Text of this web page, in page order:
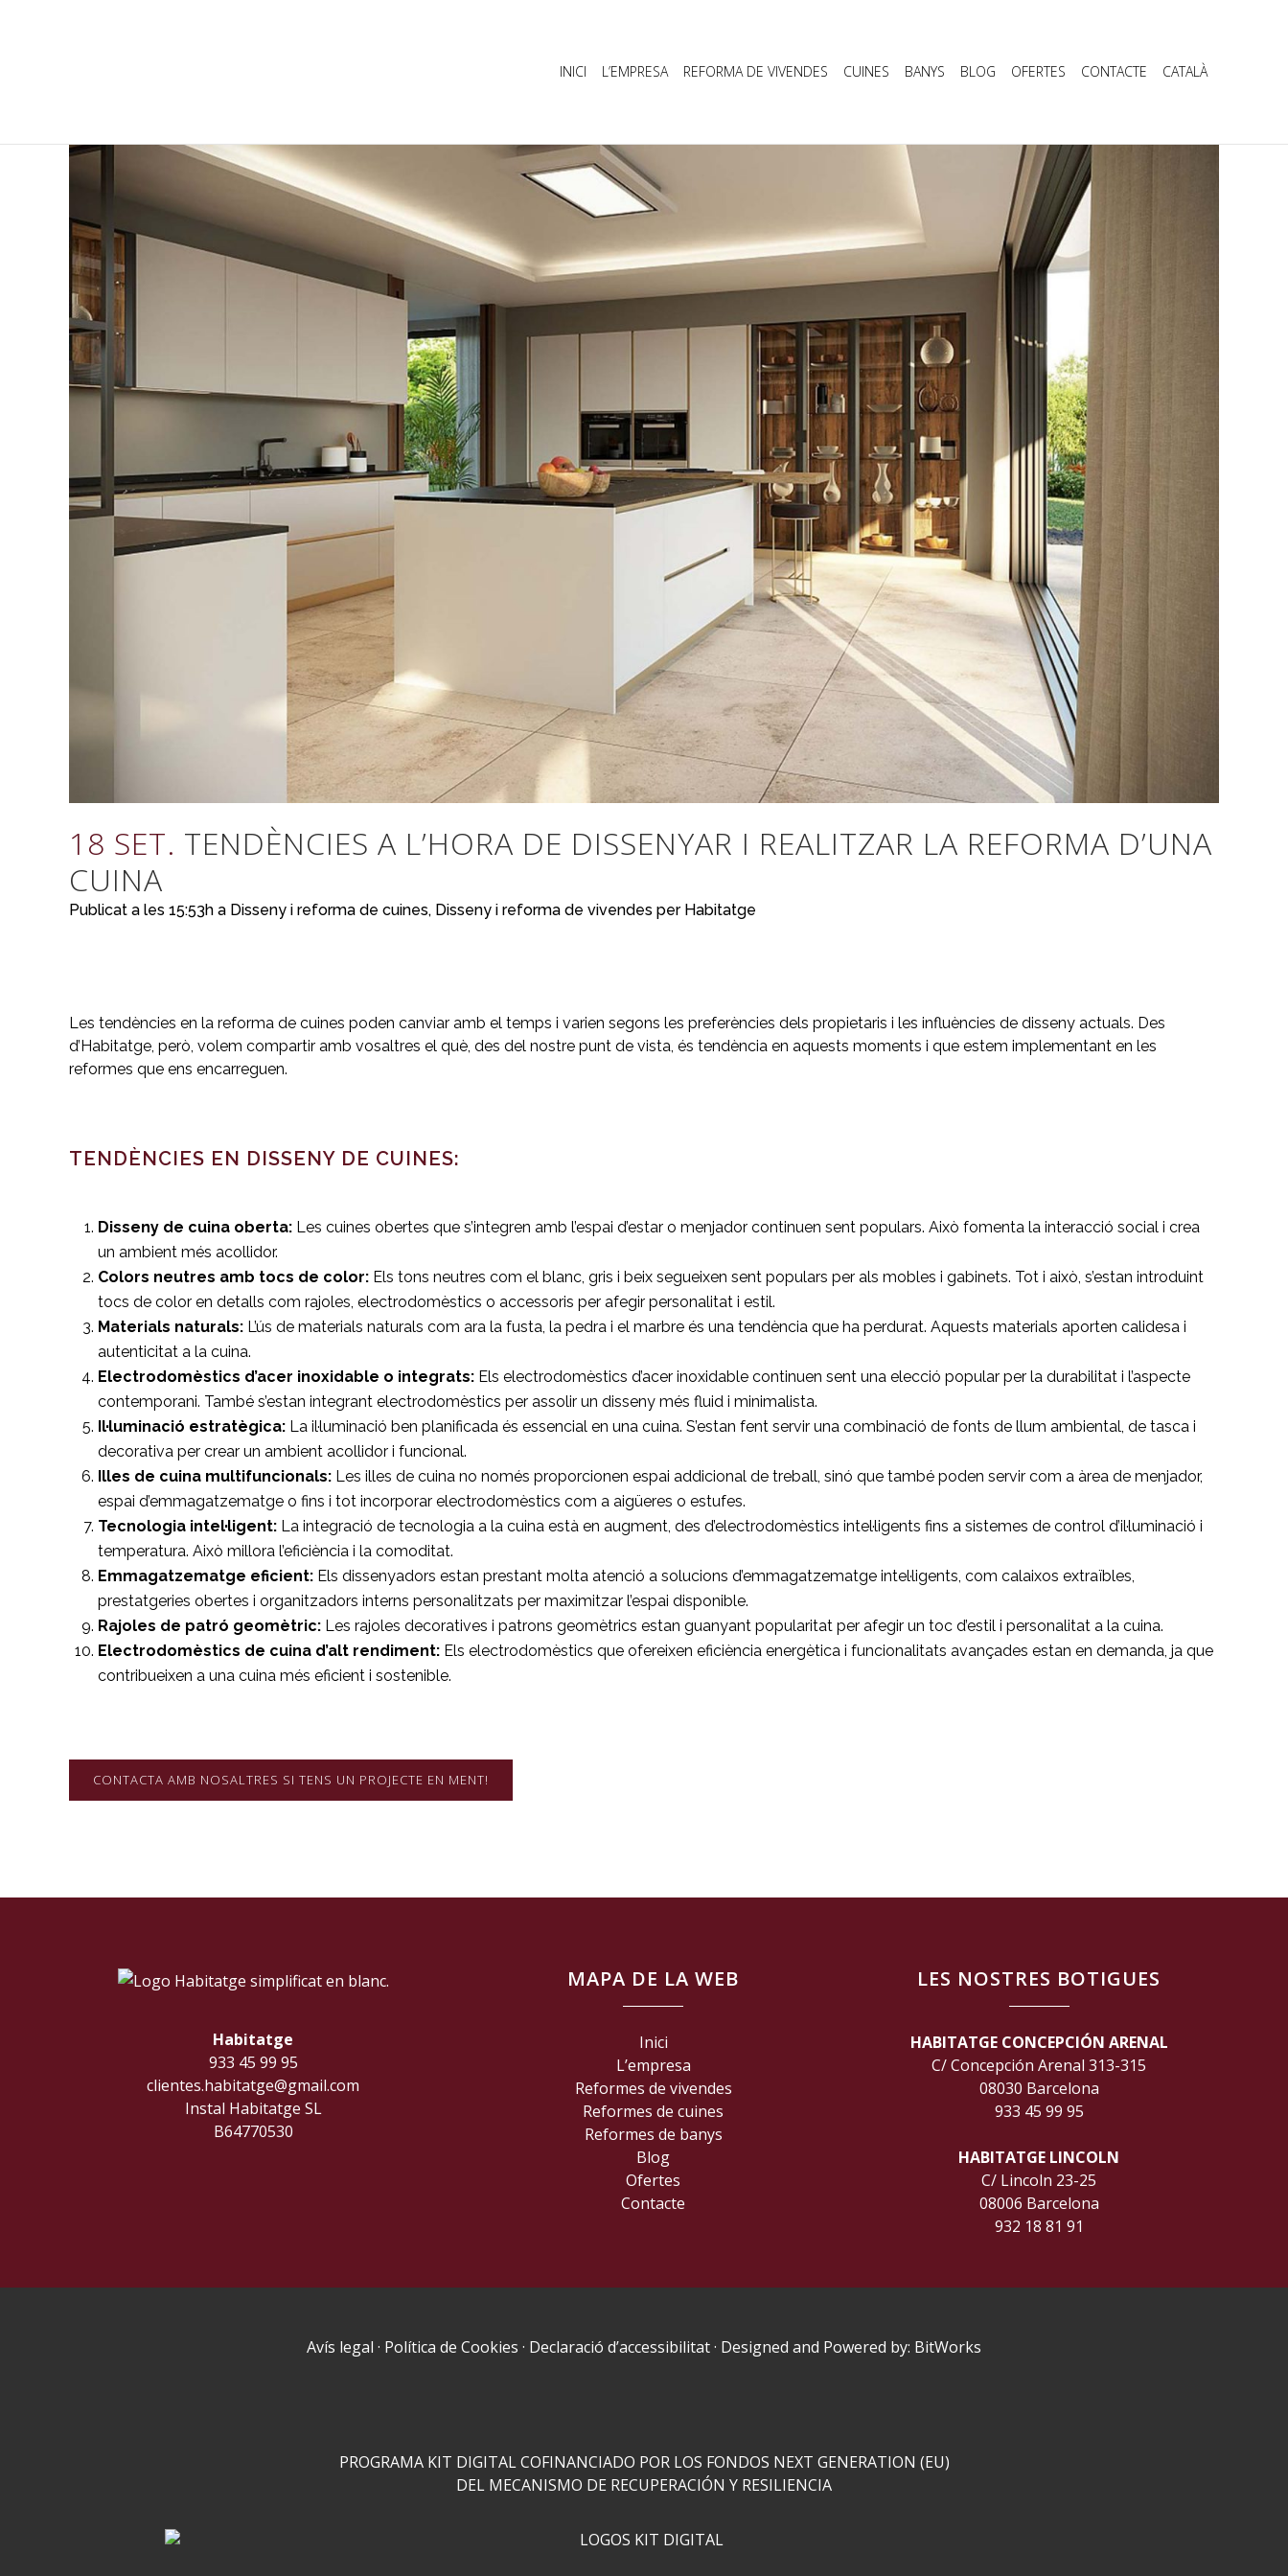
INICI L’EMPRESA REFORMA DE VIVENDES CUINES BANYS BLOG OFERTES CONTACTE CATALÀ
18 SET. TENDÈNCIES A L’HORA DE DISSENYAR I REALITZAR LA REFORMA D’UNA
CUINA
Publicat a les 15:53h a Disseny i reforma de cuines, Disseny i reforma de vivendes per Habitatge
Les tendències en la reforma de cuines poden canviar amb el temps i varien segons les preferències dels propietaris i les influències de disseny actuals. Des
d’Habitatge, però, volem compartir amb vosaltres el què, des del nostre punt de vista, és tendència en aquests moments i que estem implementant en les
reformes que ens encarreguen.
TENDÈNCIES EN DISSENY DE CUINES:
Disseny de cuina oberta: Les cuines obertes que s’integren amb l’espai d’estar o menjador continuen sent populars. Això fomenta la interacció social i crea
un ambient més acollidor.
Colors neutres amb tocs de color: Els tons neutres com el blanc, gris i beix segueixen sent populars per als mobles i gabinets. Tot i això, s’estan introduint
tocs de color en detalls com rajoles, electrodomèstics o accessoris per afegir personalitat i estil.
Materials naturals: L’ús de materials naturals com ara la fusta, la pedra i el marbre és una tendència que ha perdurat. Aquests materials aporten calidesa i
autenticitat a la cuina.
Electrodomèstics d’acer inoxidable o integrats: Els electrodomèstics d’acer inoxidable continuen sent una elecció popular per la durabilitat i l’aspecte
contemporani. També s’estan integrant electrodomèstics per assolir un disseny més fluid i minimalista.
Il·luminació estratègica: La il·luminació ben planificada és essencial en una cuina. S’estan fent servir una combinació de fonts de llum ambiental, de tasca i
decorativa per crear un ambient acollidor i funcional.
Illes de cuina multifuncionals: Les illes de cuina no només proporcionen espai addicional de treball, sinó que també poden servir com a àrea de menjador,
espai d’emmagatzematge o fins i tot incorporar electrodomèstics com a aigüeres o estufes.
Tecnologia intel·ligent: La integració de tecnologia a la cuina està en augment, des d’electrodomèstics intel·ligents fins a sistemes de control d’il·luminació i
temperatura. Això millora l’eficiència i la comoditat.
Emmagatzematge eficient: Els dissenyadors estan prestant molta atenció a solucions d’emmagatzematge intel·ligents, com calaixos extraïbles,
prestatgeries obertes i organitzadors interns personalitzats per maximitzar l’espai disponible.
Rajoles de patró geomètric: Les rajoles decoratives i patrons geomètrics estan guanyant popularitat per afegir un toc d’estil i personalitat a la cuina.
Electrodomèstics de cuina d’alt rendiment: Els electrodomèstics que ofereixen eficiència energètica i funcionalitats avançades estan en demanda, ja que
contribueixen a una cuina més eficient i sostenible.
CONTACTA AMB NOSALTRES SI TENS UN PROJECTE EN MENT!
Habitatge
933 45 99 95
clientes.habitatge@gmail.com
Instal Habitatge SL
B64770530
MAPA DE LA WEB
Inici
L’empresa
Reformes de vivendes
Reformes de cuines
Reformes de banys
Blog
Ofertes
Contacte
LES NOSTRES BOTIGUES
HABITATGE CONCEPCIÓN ARENAL
C/ Concepción Arenal 313-315
08030 Barcelona
933 45 99 95
HABITATGE LINCOLN
C/ Lincoln 23-25
08006 Barcelona
932 18 81 91
Avís legal · Política de Cookies · Declaració d’accessibilitat· Designed and Powered by: BitWorks
PROGRAMA KIT DIGITAL COFINANCIADO POR LOS FONDOS NEXT GENERATION (EU)
DEL MECANISMO DE RECUPERACIÓN Y RESILIENCIA